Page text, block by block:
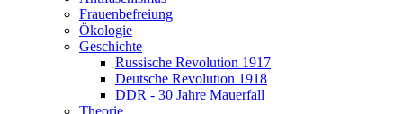
Frauenbefreiung
Ökologie
Geschichte
Russische Revolution 1917
Deutsche Revolution 1918
DDR - 30 Jahre Mauerfall
Theorie